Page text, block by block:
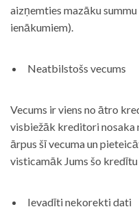
aizņemties mazāku
ienākumiem).
Neatbilstošs vecums
Vecums ir viens no ātro
visbiežāk kreditori nosaka
ārpus šī vecuma un
visticamāk Jums šo
Ievadīti nekorekti dati